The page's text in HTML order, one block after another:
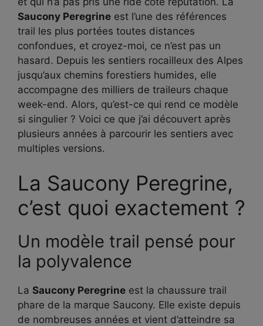
Saucony Peregrine est l’une des références
trail les plus portées toutes distances
confondues, et croyez-moi, ce n’est pas un
hasard. Depuis les sentiers rocailleux des Alpes
jusqu’aux chemins forestiers humides, elle
accompagne des milliers de traileurs chaque
week-end. Alors, qu’est-ce qui rend ce modèle
si singulier ? Voici ce que j’ai découvert après
plusieurs années à parcourir les sentiers avec
multiples versions.
La Saucony Peregrine,
c’est quoi exactement ?
Un modèle trail pensé pour
la polyvalence
La Saucony Peregrine est la chaussure trail
phare de la marque Saucony. Elle existe depuis
de nombreuses années et vient d’atteindre sa